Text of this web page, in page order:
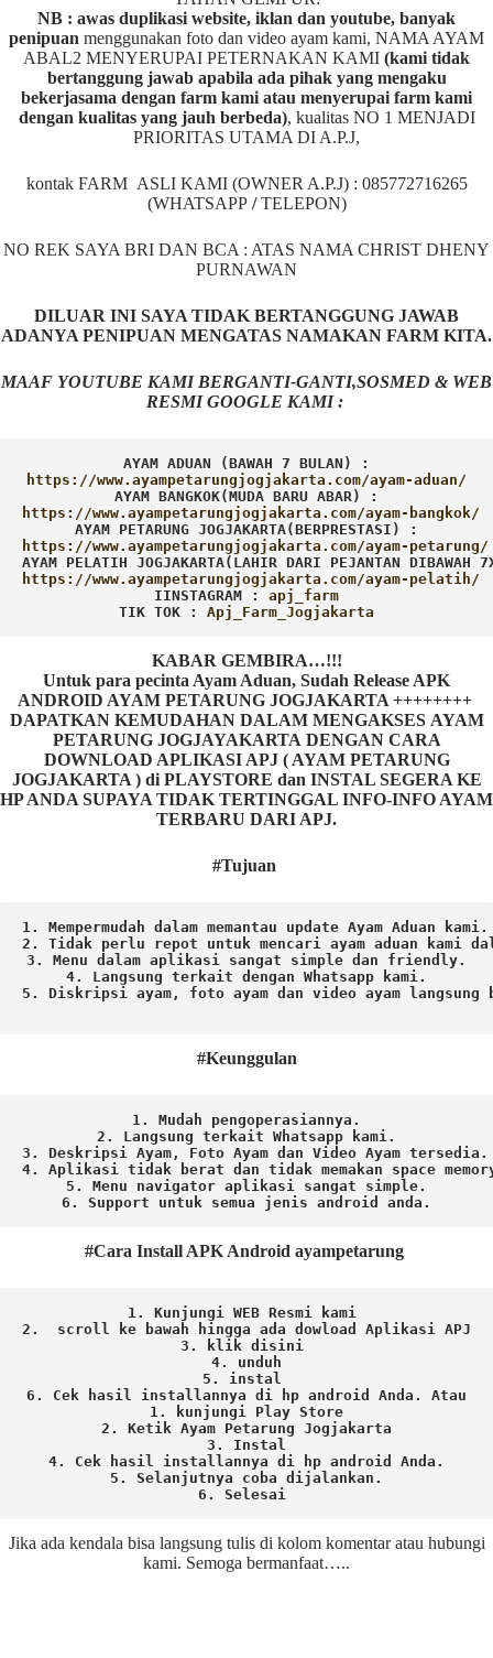
NB : awas duplikasi website, iklan dan youtube, banyak
penipuan menggunakan foto dan video ayam kami, NAMA AYAM
ABAL2 MENYERUPAI PETERNAKAN KAMI (kami tidak
bertanggung jawab apabila ada pihak yang mengaku
bekerjasama dengan farm kami atau menyerupai farm kami
dengan kualitas yang jauh berbeda), kualitas NO 1 MENJADI
PRIORITAS UTAMA DI A.P.J,
kontak FARM ASLI KAMI (OWNER A.P.J) : 085772716265
(WHATSAPP /TELEPON)
NO REK SAYA BRI DAN BCA : ATAS NAMA CHRIST DHENY
PURNAWAN
DILUAR INI SAYA TIDAK BERTANGGUNG JAWAB
ADANYA PENIPUAN MENGATAS NAMAKAN FARM KITA.
MAAF YOUTUBE KAMI BERGANTI-GANTI,SOSMED & WEB
RESMI GOOGLE KAMI :
AYAM ADUAN (BAWAH 7 BULAN) :
AYAM BANGKOK(MUDA BARU ABAR) :
AYAM PETARUNG JOGJAKARTA(BERPRESTASI) :
AYAM PELATIH JOGJAKARTA(LAHIR DARI PEJANTAN DIBAWAH
IINSTAGRAM :
TIK TOK : Apj_Farm_Jogjakarta
KABAR GEMBIRA…!!!
Untuk para pecinta Ayam Aduan, Sudah Release APK
ANDROID AYAM PETARUNG JOGJAKARTA ++++++++
DAPATKAN KEMUDAHAN DALAM MENGAKSES AYAM
PETARUNG JOGJAYAKARTA DENGAN CARA
DOWNLOAD APLIKASI APJ ( AYAM PETARUNG
JOGJAKARTA ) di PLAYSTORE dan INSTAL SEGERA KE
HP ANDA SUPAYA TIDAK TERTINGGAL INFO-INFO AYAM
TERBARU DARI APJ.
#Tujuan
1. Mempermudah dalam memantau update Ayam Aduan kami.
2. Tidak perlu repot untuk mencari ayam aduan kami
3. Menu dalam aplikasi sangat simple dan friendly.
4. Langsung terkait dengan Whatsapp kami.
5. Diskripsi ayam, foto ayam dan video ayam
#Keunggulan
1. Mudah pengoperasiannya.
2. Langsung terkait Whatsapp kami.
3. Deskripsi Ayam, Foto Ayam dan Video Ayam tersedia.
4. Aplikasi tidak berat dan tidak memakan space
5. Menu navigator aplikasi sangat simple.
6. Support untuk semua jenis android anda.
#Cara Install APK Android ayampetarung
1. Kunjungi WEB Resmi kami
2.  scroll ke bawah hingga ada dowload Aplikasi APJ
3. klik disini
4. unduh
5. instal
6. Cek hasil installannya di hp android Anda. Atau
1. kunjungi Play Store
2. Ketik Ayam Petarung Jogjakarta
3. Instal
4. Cek hasil installannya di hp android Anda.
5. Selanjutnya coba dijalankan.
6. Selesai
Jika ada kendala bisa langsung tulis di kolom komentar atau hubungi
kami. Semoga bermanfaat…..